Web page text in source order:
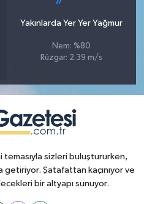
Yakınlarda Yer Yer Yağmur
Nem: %80
Rüzgar: 2.39 m/s
sizleri buluştururken,
Şatafattan kaçınıyor ve
bir altyapı sunuyor.